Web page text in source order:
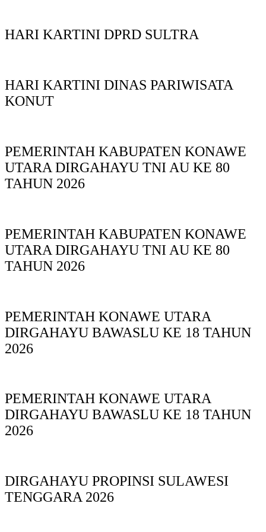
HARI KARTINI DPRD SULTRA
HARI KARTINI DINAS PARIWISATA
KONUT
PEMERINTAH KABUPATEN KONAWE
UTARA DIRGAHAYU TNI AU KE 80
TAHUN 2026
PEMERINTAH KABUPATEN KONAWE
UTARA DIRGAHAYU TNI AU KE 80
TAHUN 2026
PEMERINTAH KONAWE UTARA
DIRGAHAYU BAWASLU KE 18 TAHUN
2026
PEMERINTAH KONAWE UTARA
DIRGAHAYU BAWASLU KE 18 TAHUN
2026
DIRGAHAYU PROPINSI SULAWESI
TENGGARA 2026